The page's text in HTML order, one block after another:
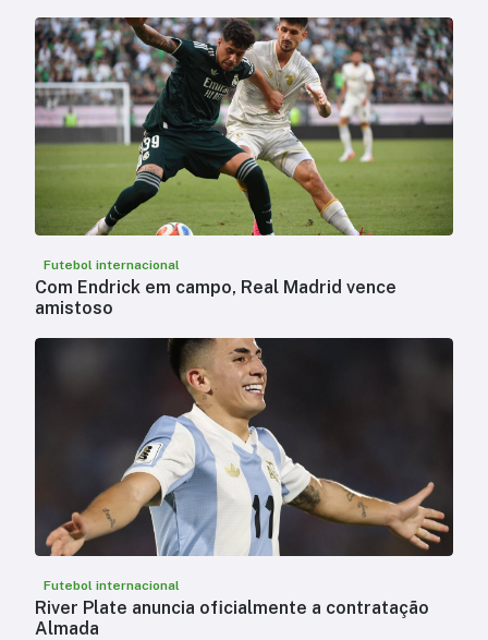
Futebol internacional
Com Endrick em campo, Real Madrid vence
amistoso
Futebol internacional
River Plate anuncia oficialmente a contratação
Almada